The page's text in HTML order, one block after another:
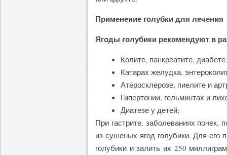
Применение голубки для лечения
Ягоды голубики рекомендуют в
Колите, панкреатите,
Катарах желудка,
Атеросклерозе, пиелите и
Гипертонии, гельминтах и
Диатезе у детей;
При гастрите, заболеваниях почек,
из сушеных ягод голубики. Для его
голубики и залить их 250